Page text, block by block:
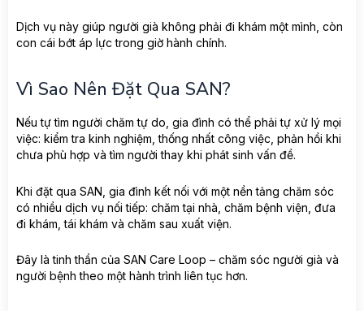
Dịch vụ này giúp người già không phải đi khám một mình, còn
con cái bớt áp lực trong giờ hành chính.
Vì Sao Nên Đặt Qua SAN?
Nếu tự tìm người chăm tự do, gia đình có thể phải tự xử lý mọi
việc: kiểm tra kinh nghiệm, thống nhất công việc, phản hồi khi
chưa phù hợp và tìm người thay khi phát sinh vấn đề.
Khi đặt qua SAN, gia đình kết nối với một nền tảng chăm sóc
có nhiều dịch vụ nối tiếp: chăm tại nhà, chăm bệnh viện, đưa
đi khám, tái khám và chăm sau xuất viện.
Đây là tinh thần của SAN Care Loop – chăm sóc người già và
người bệnh theo một hành trình liên tục hơn.